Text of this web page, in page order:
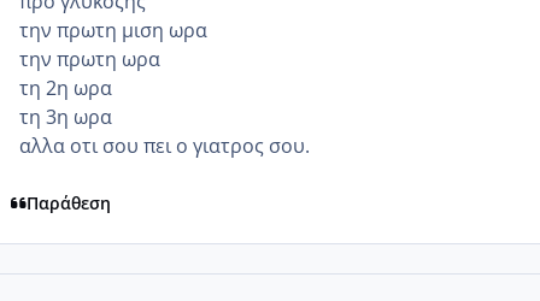
την πρωτη μιση ωρα
την πρωτη ωρα
τη 2η ωρα
τη 3η ωρα
αλλα οτι σου πει ο γιατρος σου.
Παράθεση